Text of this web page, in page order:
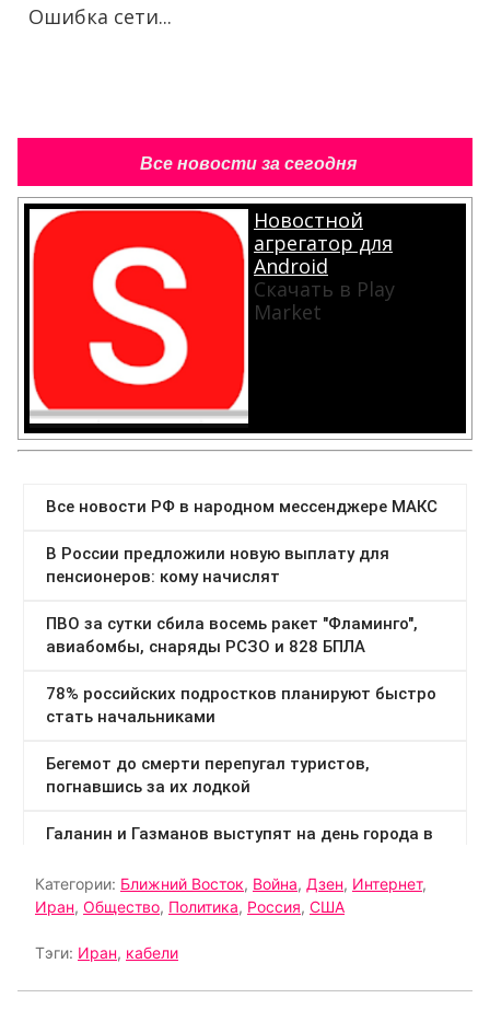
Ошибка сети...
Все новости за сегодня
Новостной
агрегатор для
Android
Скачать в Play
Market
Категории: Ближний Восток, Война, Дзен, Интернет,
Иран, Общество, Политика, Россия, США
Тэги: Иран, кабели